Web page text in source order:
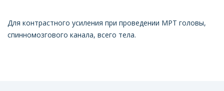
Для контрастного усиления при проведении МРТ головы,
спинномозгового канала, всего тела.